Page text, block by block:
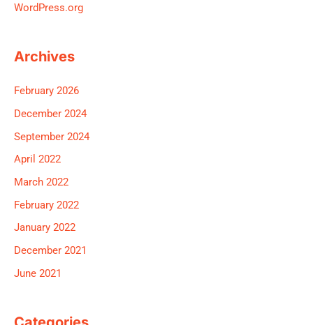
WordPress.org
Archives
February 2026
December 2024
September 2024
April 2022
March 2022
February 2022
January 2022
December 2021
June 2021